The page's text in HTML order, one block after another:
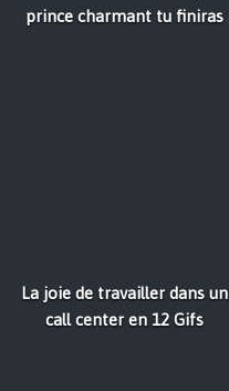
prince charmant tu finiras
La joie de travailler dans un
call center en 12 Gifs